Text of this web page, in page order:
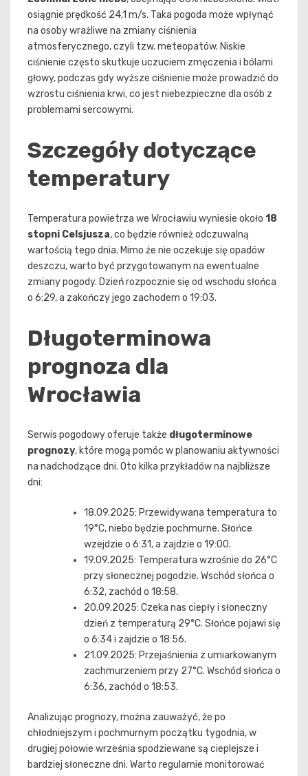
osiągnie prędkość 24,1 m/s. Taka pogoda może wpłynąć
na osoby wrażliwe na zmiany ciśnienia
atmosferycznego, czyli tzw. meteopatów. Niskie
ciśnienie często skutkuje uczuciem zmęczenia i bólami
głowy, podczas gdy wyższe ciśnienie może prowadzić do
wzrostu ciśnienia krwi, co jest niebezpieczne dla osób z
problemami sercowymi.
Szczegóły dotyczące
temperatury
Temperatura powietrza we Wrocławiu wyniesie około 18
stopni Celsjusza, co będzie również odczuwalną
wartością tego dnia. Mimo że nie oczekuje się opadów
deszczu, warto być przygotowanym na ewentualne
zmiany pogody. Dzień rozpocznie się od wschodu słońca
o 6:29, a zakończy jego zachodem o 19:03.
Długoterminowa
prognoza dla
Wrocławia
Serwis pogodowy oferuje także długoterminowe
prognozy, które mogą pomóc w planowaniu aktywności
na nadchodzące dni. Oto kilka przykładów na najbliższe
dni:
18.09.2025: Przewidywana temperatura to
19°C, niebo będzie pochmurne. Słońce
wzejdzie o 6:31, a zajdzie o 19:00.
19.09.2025: Temperatura wzrośnie do 26°C
przy słonecznej pogodzie. Wschód słońca o
6:32, zachód o 18:58.
20.09.2025: Czeka nas ciepły i słoneczny
dzień z temperaturą 29°C. Słońce pojawi się
o 6:34 i zajdzie o 18:56.
21.09.2025: Przejaśnienia z umiarkowanym
zachmurzeniem przy 27°C. Wschód słońca o
6:36, zachód o 18:53.
Analizując prognozy, można zauważyć, że po
chłodniejszym i pochmurnym początku tygodnia, w
drugiej połowie września spodziewane są cieplejsze i
bardziej słoneczne dni. Warto regularnie monitorować